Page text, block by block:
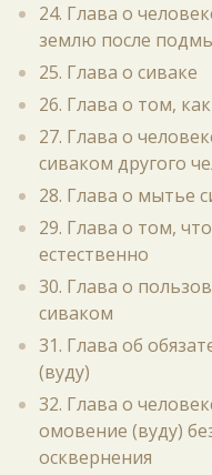
24. Глава о
землю после
25. Глава о сиваке
26. Глава о том,
27. Глава о
сиваком другого
28. Глава о мытье
29. Глава о том,
естественно
30. Глава о
сиваком
31. Глава об
(вуду)
32. Глава о
омовение (вуду)
осквернения